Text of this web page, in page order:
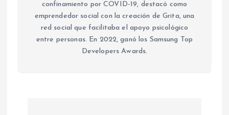
confinamiento por COVID-19, destacó como
emprendedor social con la creación de Grita, una
red social que facilitaba el apoyo psicológico
entre personas. En 2022, ganó los Samsung Top
Developers Awards.